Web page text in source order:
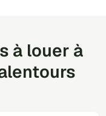
à louer à